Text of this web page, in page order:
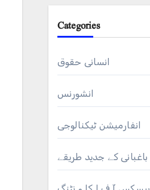
Categories
انسانی حقوق
انشورنس
انفارمیشن ٹیکنالوجی
باغبانی کے جدید طریقے